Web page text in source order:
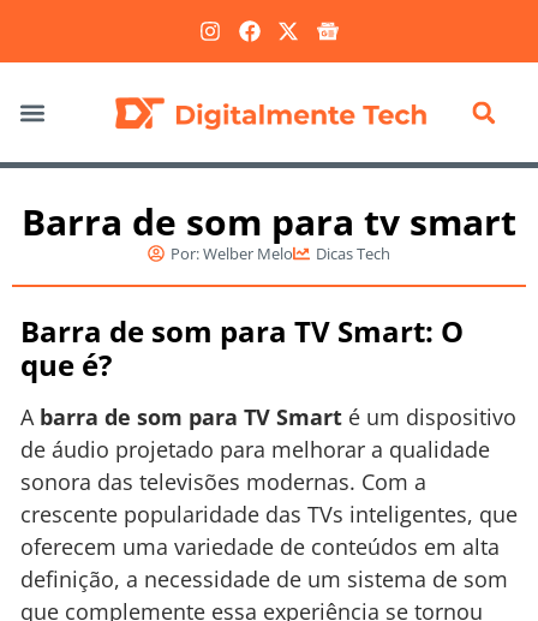
Barra de som para tv smart
Por:Welber Melo Dicas Tech
Barra de som para TV Smart: O
que é?
A barra de som para TV Smart é um dispositivo
de áudio projetado para melhorar a qualidade
sonora das televisões modernas. Com a
crescente popularidade das TVs inteligentes, que
oferecem uma variedade de conteúdos em alta
definição, a necessidade de um sistema de som
que complemente essa experiência se tornou